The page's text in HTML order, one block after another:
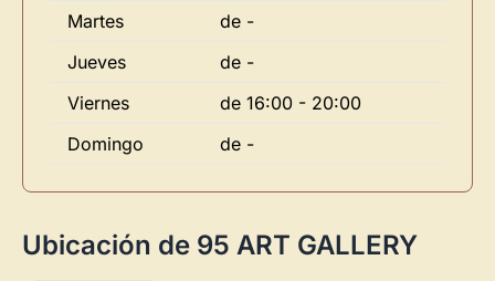
Martes
de -
Jueves
de -
Viernes
de 16:00 - 20:00
Domingo
de -
Ubicación de 95 ART GALLERY
×